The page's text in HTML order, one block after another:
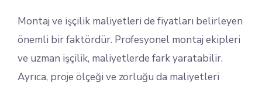
Montaj ve işçilik maliyetleri de fiyatları belirleyen
önemli bir faktördür. Profesyonel montaj ekipleri
ve uzman işçilik, maliyetlerde fark yaratabilir.
Ayrıca, proje ölçeği ve zorluğu da maliyetleri